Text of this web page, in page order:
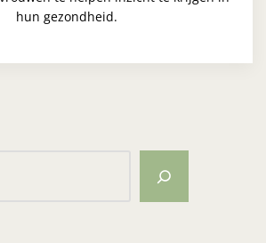
hun gezondheid.